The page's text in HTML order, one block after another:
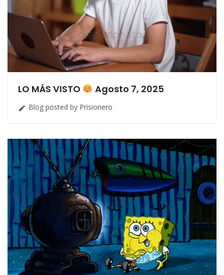
LO MÁS VISTO Agosto 7, 2025
 Blog posted by Prisionero